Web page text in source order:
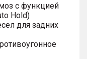
с функцией
Hold)
для задних